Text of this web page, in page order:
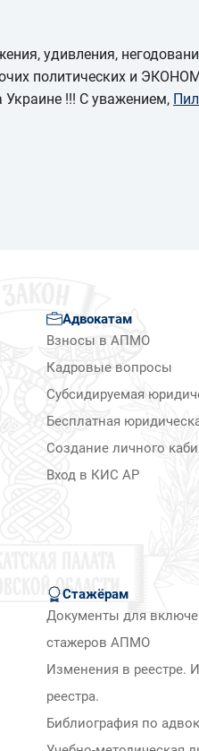
удивления,
политических и
Украине !!! С уважением,
Адвокатам
Взносы в АПМО
Кадровые вопросы
Субсидируемая
Бесплатная
Создание личного
Вход в КИС АР
Стажёрам
Документы для
стажеров АПМО
Изменения в реестре.
реестра.
Библиография по